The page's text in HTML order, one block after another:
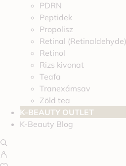
PDRN
Peptidek
Propolisz
Retinal (Retinaldehyde)
Retinol
Rizs kivonat
Teafa
Tranexámsav
Zöld tea
K-BEAUTY OUTLET
K-Beauty Blog